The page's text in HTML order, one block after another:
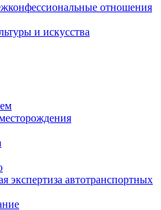
отношения
и искусства
экспертиза автотранспортных